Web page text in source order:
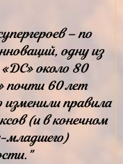
– по
одну из
около 80
почти 60 лет
правила
(и в конечном
младшего)